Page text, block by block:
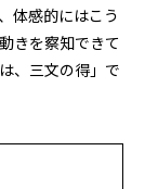
体感的にはこう
きを察知できて
、三文の得」で